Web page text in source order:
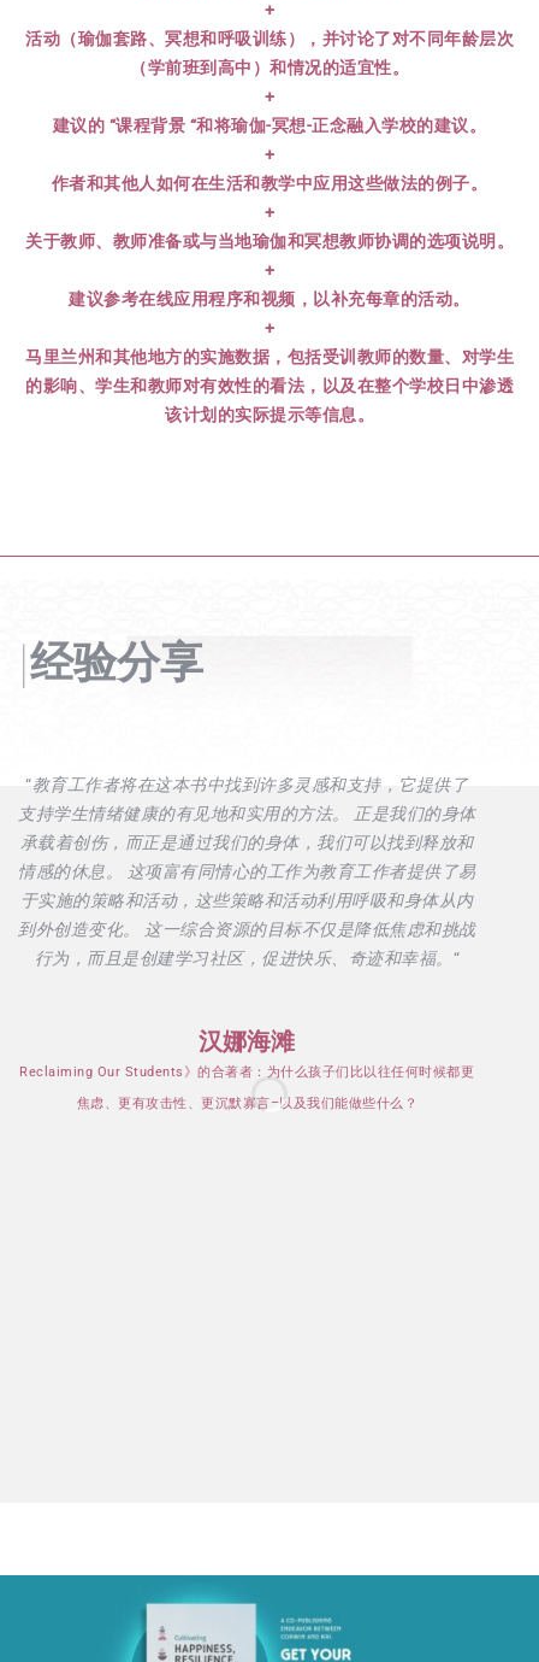
+
活动（瑜伽套路、冥想和呼吸训练），并讨论了对不同年龄层次
（学前班到高中）和情况的适宜性。
+
建议的 “课程背景 “和将瑜伽-冥想-正念融入学校的建议。
+
作者和其他人如何在生活和教学中应用这些做法的例子。
+
关于教师、教师准备或与当地瑜伽和冥想教师协调的选项说明。
+
建议参考在线应用程序和视频，以补充每章的活动。
+
马里兰州和其他地方的实施数据，包括受训教师的数量、对学生
的影响、学生和教师对有效性的看法，以及在整个学校日中渗透
该计划的实际提示等信息。
|经验分享
“教育工作者将在这本书中找到许多灵感和支持，它提供了
支持学生情绪健康的有见地和实用的方法。 正是我们的身体
承载着创伤，而正是通过我们的身体，我们可以找到释放和
情感的休息。 这项富有同情心的工作为教育工作者提供了易
于实施的策略和活动，这些策略和活动利用呼吸和身体从内
到外创造变化。 这一综合资源的目标不仅是降低焦虑和挑战
行为，而且是创建学习社区，促进快乐、奇迹和幸福。 “
汉娜海滩
Reclaiming Our Students》的合著者：为什么孩子们比以往任何时候都更
焦虑、更有攻击性、更沉默寡言–以及我们能做些什么？